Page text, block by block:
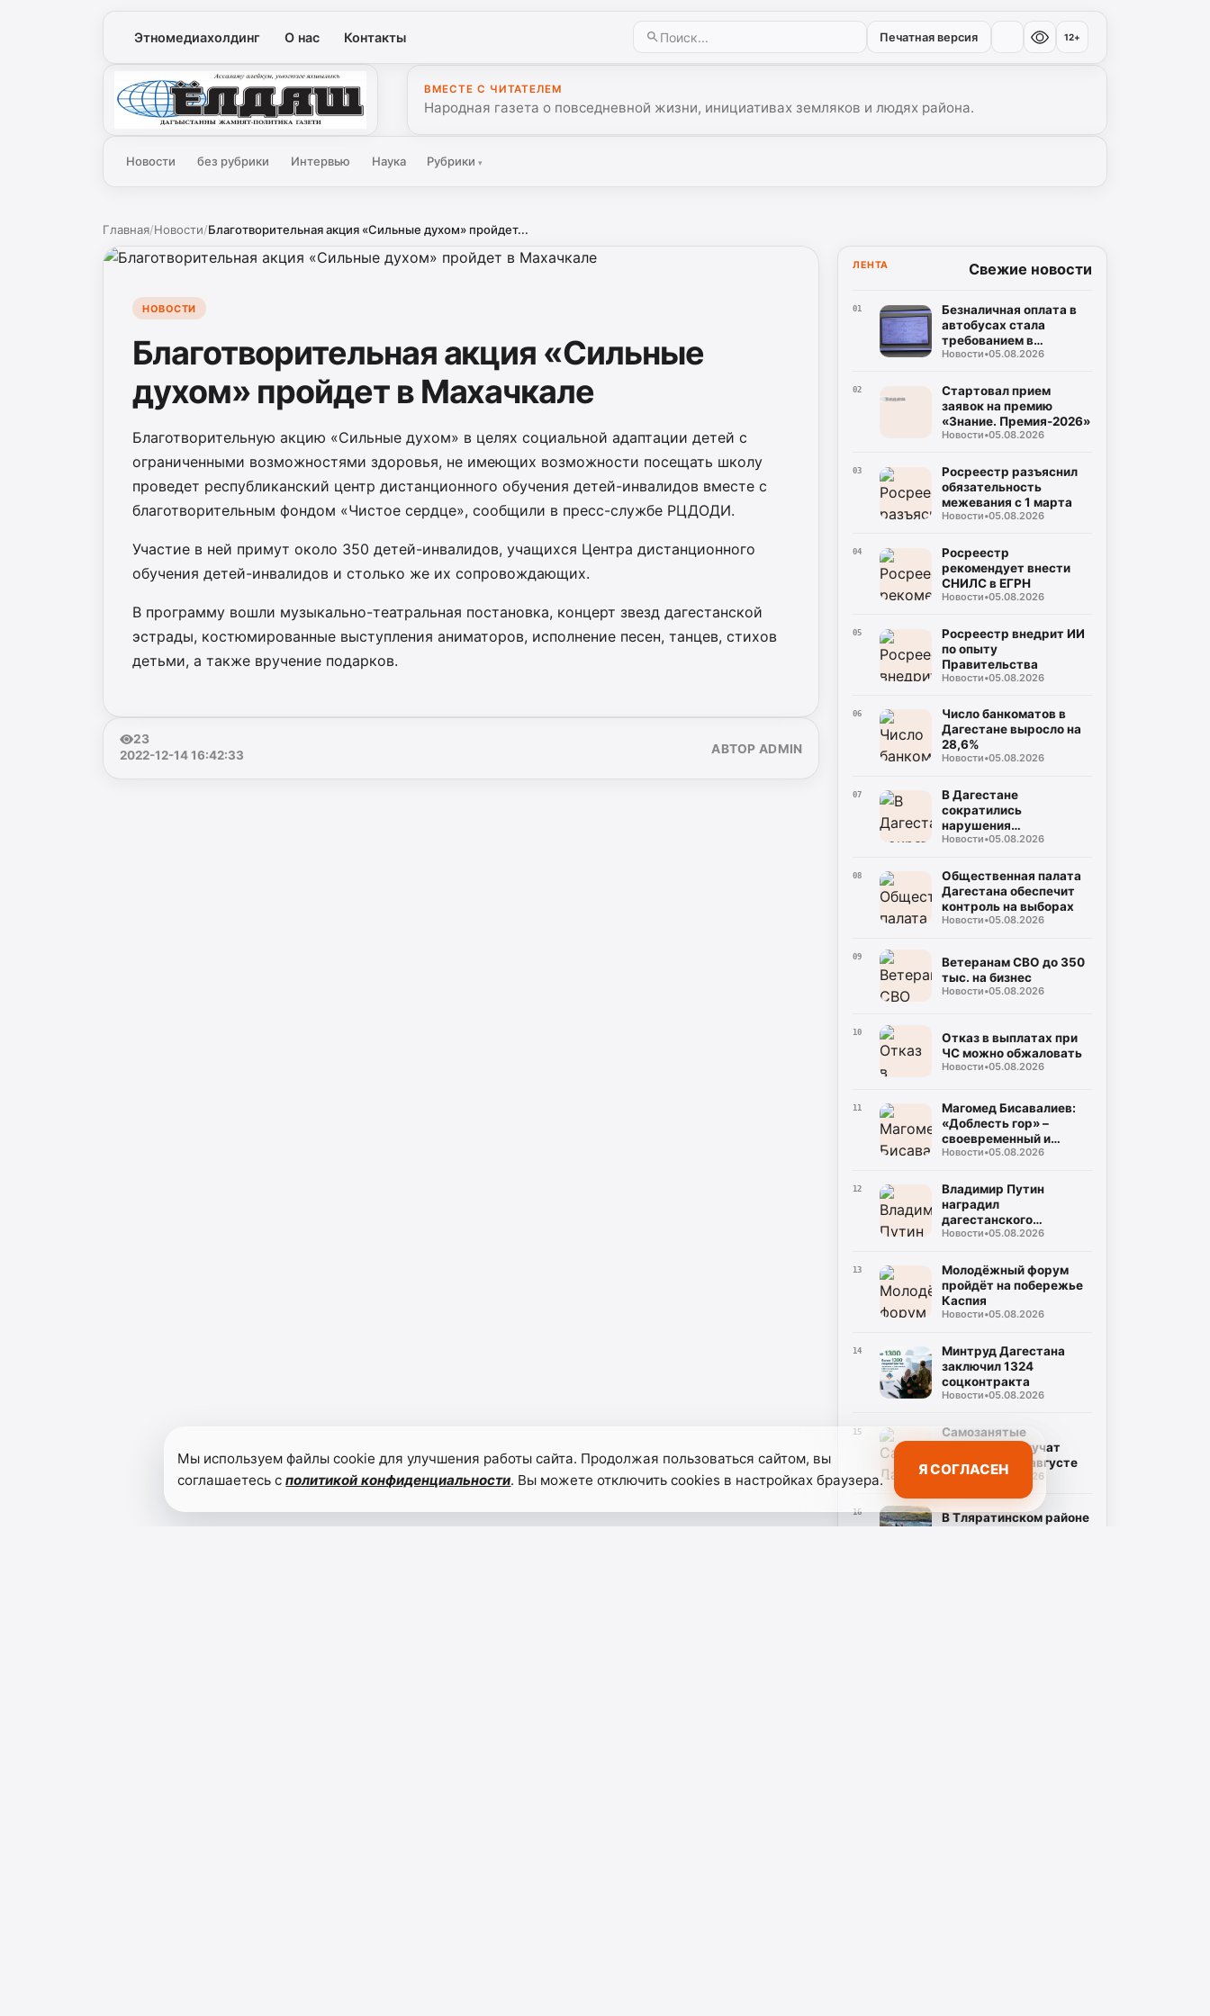
Этномедиахолдинг О нас Контакты Печатная версия 12+
Ёлдаш
ВМЕСТЕ С ЧИТАТЕЛЕМ
Народная газета о повседневной жизни, инициативах земляков и людях района.
Новости без рубрики Интервью Наука Рубрики▾
Главная/Новости/Благотворительная акция «Сильные духом» пройдет...
НОВОСТИ
Благотворительная акция «Сильные
духом» пройдет в Махачкале
Благотворительную акцию «Сильные духом» в целях социальной адаптации детей с
ограниченными возможностями здоровья, не имеющих возможности посещать школу
проведет республиканский центр дистанционного обучения детей-инвалидов вместе с
благотворительным фондом «Чистое сердце», сообщили в пресс-службе РЦДОДИ.
Участие в ней примут около 350 детей-инвалидов, учащихся Центра дистанционного
обучения детей-инвалидов и столько же их сопровождающих.
В программу вошли музыкально-театральная постановка, концерт звезд дагестанской
эстрады, костюмированные выступления аниматоров, исполнение песен, танцев, стихов
детьми, а также вручение подарков.
23
2022-12-14 16:42:33
АВТОР ADMIN
ЛЕНТА Свежие новости
01
Безналичная оплата в
автобусах стала
требованием в
Дагестане
Новости•05.08.2026
02
Стартовал прием
заявок на премию
«Знание. Премия-2026»
Новости•05.08.2026
03
Росреестр разъяснил
обязательность
межевания с 1 марта
Новости•05.08.2026
04
Росреестр
рекомендует внести
СНИЛС в ЕГРН
Новости•05.08.2026
05
Росреестр внедрит ИИ
по опыту
Правительства
Новости•05.08.2026
06
Число банкоматов в
Дагестане выросло на
28,6%
Новости•05.08.2026
07
В Дагестане
сократились
нарушения
газопотребления
Новости•05.08.2026
08
Общественная палата
Дагестана обеспечит
контроль на выборах
Новости•05.08.2026
09
Ветеранам СВО до 350
тыс. на бизнес
Новости•05.08.2026
10
Отказ в выплатах при
ЧС можно обжаловать
Новости•05.08.2026
11
Магомед Бисавалиев:
«Доблесть гор» –
своевременный и
долгожданный ответ на
Новости•05.08.2026
12
Владимир Путин
наградил
дагестанского
чиновника посмертно
Новости•05.08.2026
13
Молодёжный форум
пройдёт на побережье
Каспия
Новости•05.08.2026
14
Минтруд Дагестана
заключил 1324
соцконтракта
Новости•05.08.2026
15
Самозанятые
Дагестана получат
больничный в августе
Новости•05.08.2026
16
В Тляратинском районе
Мы используем файлы cookie для улучшения работы сайта. Продолжая пользоваться сайтом, вы
соглашаетесь сполитикой конфиденциальности. Вы можете отключить cookies в настройках браузера.
Я СОГЛАСЕН